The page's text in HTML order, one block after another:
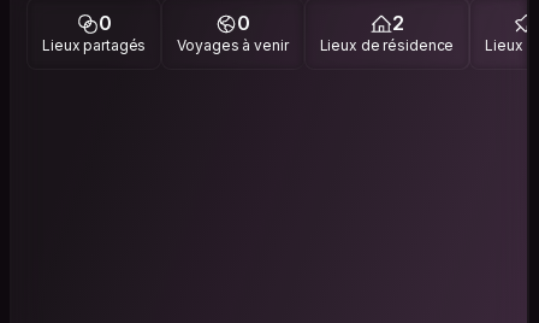
0
Lieux partagés
0
Voyages à venir
2
Lieux de résidence Lieux